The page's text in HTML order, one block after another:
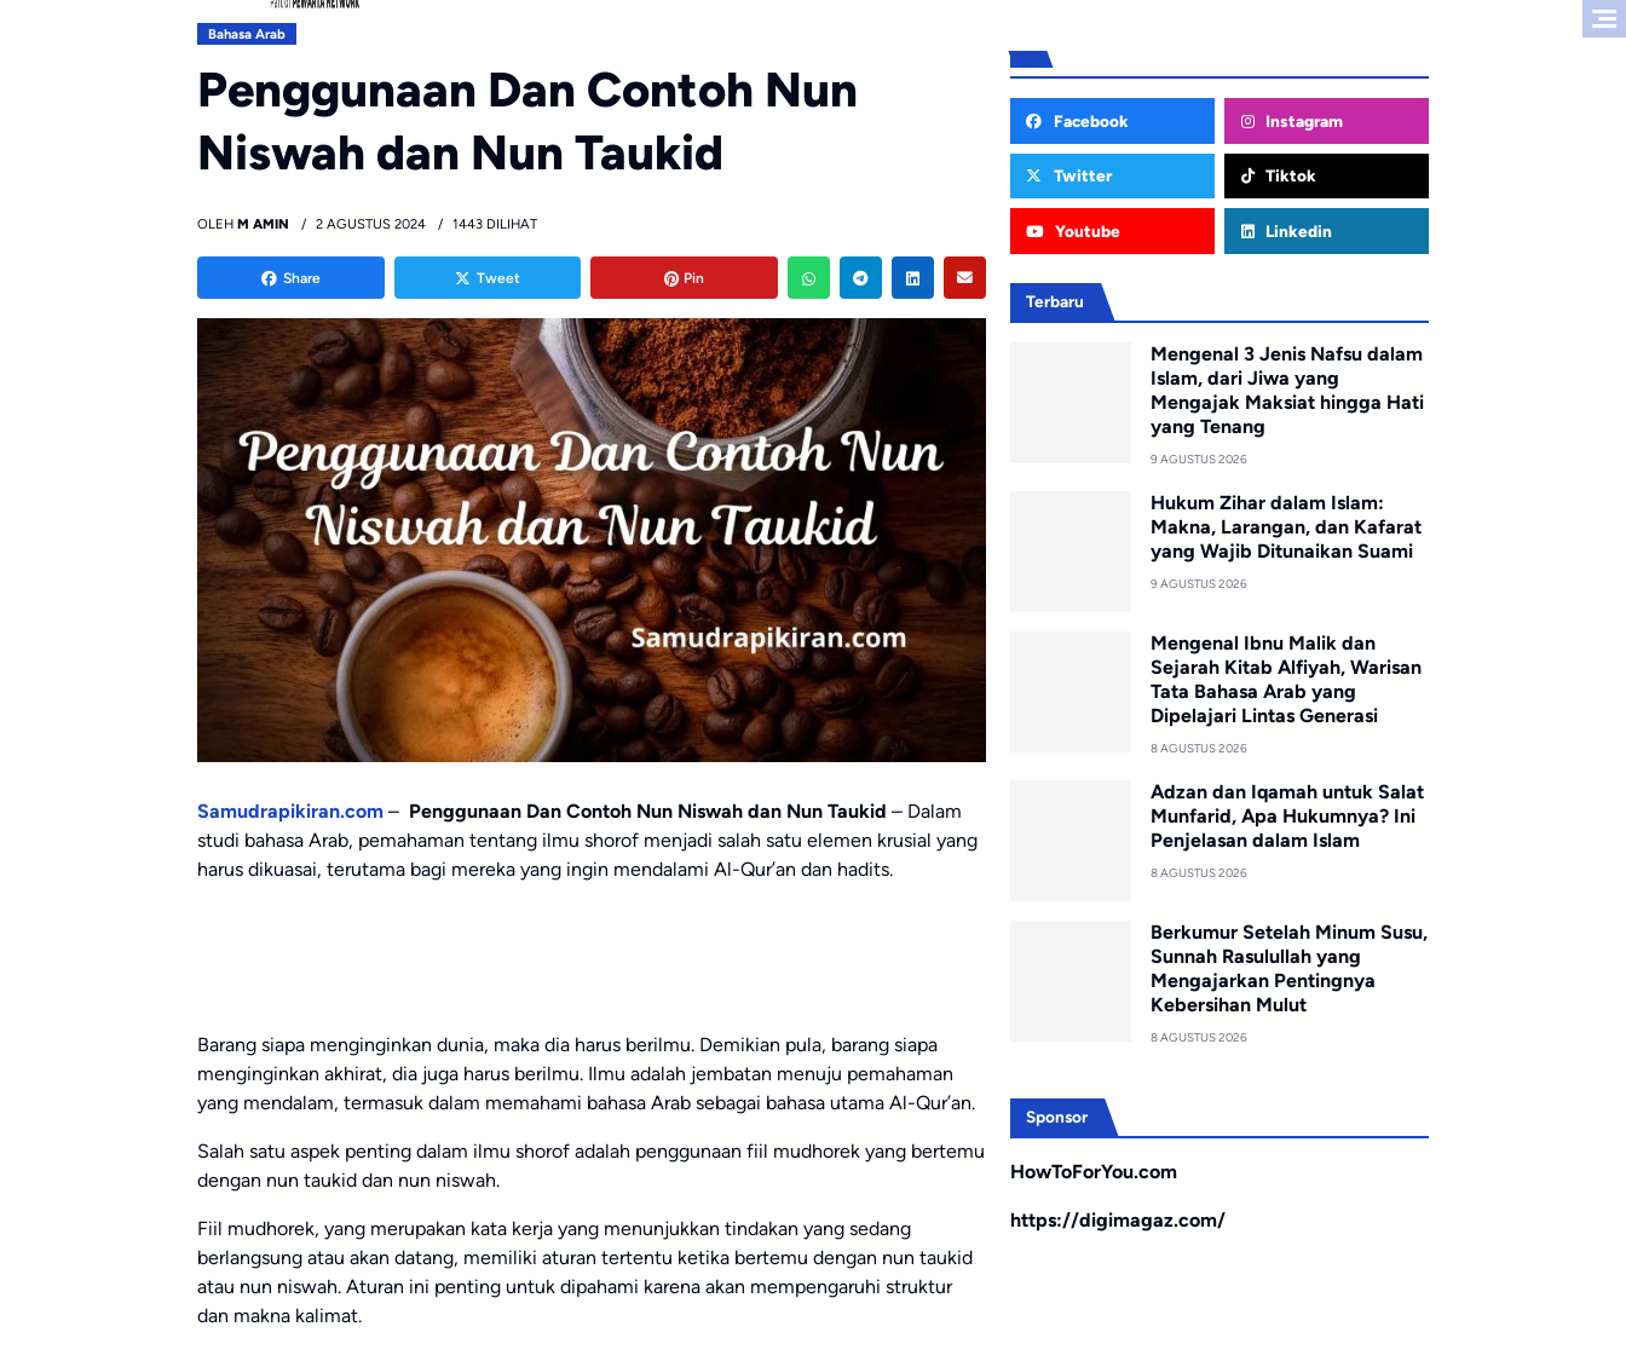
Bahasa Arab
Penggunaan Dan Contoh Nun
Niswah dan Nun Taukid
OLEH M AMIN 2 AGUSTUS 2024 1443 DILIHAT
Share Tweet Pin
Samudrapikiran.com – Penggunaan Dan Contoh Nun Niswah dan Nun Taukid – Dalam
studi bahasa Arab, pemahaman tentang ilmu shorof menjadi salah satu elemen krusial yang
harus dikuasai, terutama bagi mereka yang ingin mendalami Al-Qur’an dan hadits.
Barang siapa menginginkan dunia, maka dia harus berilmu. Demikian pula, barang siapa
menginginkan akhirat, dia juga harus berilmu. Ilmu adalah jembatan menuju pemahaman
yang mendalam, termasuk dalam memahami bahasa Arab sebagai bahasa utama Al-Qur’an.
Salah satu aspek penting dalam ilmu shorof adalah penggunaan fiil mudhorek yang bertemu
dengan nun taukid dan nun niswah.
Fiil mudhorek, yang merupakan kata kerja yang menunjukkan tindakan yang sedang
berlangsung atau akan datang, memiliki aturan tertentu ketika bertemu dengan nun taukid
atau nun niswah. Aturan ini penting untuk dipahami karena akan mempengaruhi struktur
dan makna kalimat.
Facebook Instagram
Twitter Tiktok
Youtube Linkedin
Terbaru
Mengenal 3 Jenis Nafsu dalam
Islam, dari Jiwa yang
Mengajak Maksiat hingga Hati
yang Tenang
9 AGUSTUS 2026
Hukum Zihar dalam Islam:
Makna, Larangan, dan Kafarat
yang Wajib Ditunaikan Suami
9 AGUSTUS 2026
Mengenal Ibnu Malik dan
Sejarah Kitab Alfiyah, Warisan
Tata Bahasa Arab yang
Dipelajari Lintas Generasi
8 AGUSTUS 2026
Adzan dan Iqamah untuk Salat
Munfarid, Apa Hukumnya? Ini
Penjelasan dalam Islam
8 AGUSTUS 2026
Berkumur Setelah Minum Susu,
Sunnah Rasulullah yang
Mengajarkan Pentingnya
Kebersihan Mulut
8 AGUSTUS 2026
Sponsor
HowToForYou.com
https://digimagaz.com/